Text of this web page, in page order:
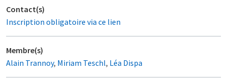
Contact(s)
Inscription obligatoire via ce lien
Membre(s)
Alain Trannoy, Miriam Teschl, Léa Dispa